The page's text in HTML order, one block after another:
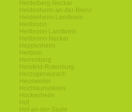
Heidelberg-Neckar
Heidenheim-an-der-Brenz
Heidenheim-Landkreis
Heilbronn
Heilbronn-Landkreis
Heilbronn-Neckar
Heppenheim
Herborn
Herrenberg
Hersfeld-Rotenburg
Herzogenaurach
Heusweiler
Hochtaunuskreis
Hockenheim
Hof
Hof-an-der-Saale